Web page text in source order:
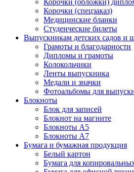
Корочки (обложки)
Корочки (спецзаказ)
Медицинские бланки
Студенческие билеты
Выпускникам детских садов и
Грамоты и благодарности
Дипломы и грамоты
Колокольчики
Ленты выпускника
Медали и значки
Фотоальбомы для
Блокноты
Блок для записей
Блокнот на магните
Блокноты А5
Блокноты А7
Бумага и бумажная продукция
Белый картон
Бумага для